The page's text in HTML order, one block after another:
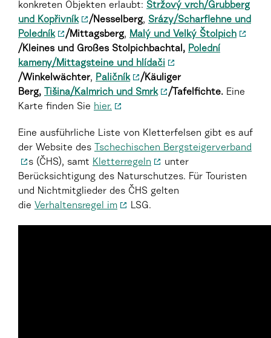
konkreten Objekten erlaubt: Stržový vrch/Grubberg
und Kopřivník
/Nesselberg, Srázy/Scharflehne und
Poledník
/Mittagsberg, Malý und Velký Štolpich
/Kleines und Großes Stolpichbachtal , Polední
kameny/Mittagsteine und hlídači
/Winkelwächter, Paličník
/Käuliger
Berg, Tišina/Kalmrich und Smrk /Tafelfichte. Eine
Karte finden Sie hier.
Eine ausführliche Liste von Kletterfelsen gibt es auf
der Website des
Tschechischen Bergsteigerverband
s (ČHS), samt Kletterregeln
unter
Berücksichtigung des Naturschutzes. Für Touristen
und Nichtmitglieder des ČHS gelten
die Verhaltensregel im LSG.